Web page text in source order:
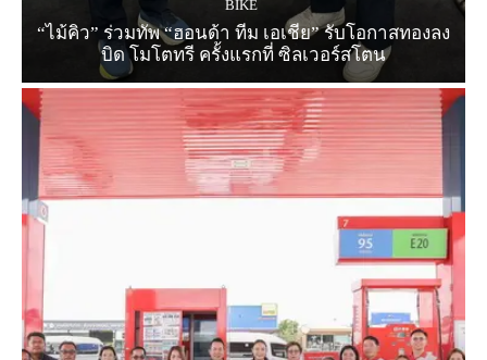
BIKE
“ไม้คิว” ร่วมทัพ “ฮอนด้า ทีม เอเชีย” รับโอกาสทองลง
บิด โมโตทรี ครั้งแรกที่ ซิลเวอร์สโตน